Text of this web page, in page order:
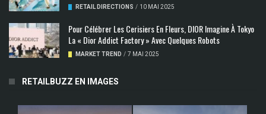
RETAIL DIRECTIONS / 10 MAI 2025
Pour Célébrer Les Cerisiers En Fleurs, DIOR Imagine À Tokyo
La « Dior Addict Factory » Avec Quelques Robots
MARKET TREND / 7 MAI 2025
RETAILBUZZ EN IMAGES